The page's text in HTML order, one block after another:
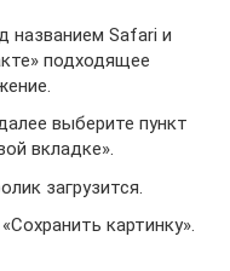
названием Safari и
подходящее
выберите пункт
вкладке».
загрузится.
картинку».